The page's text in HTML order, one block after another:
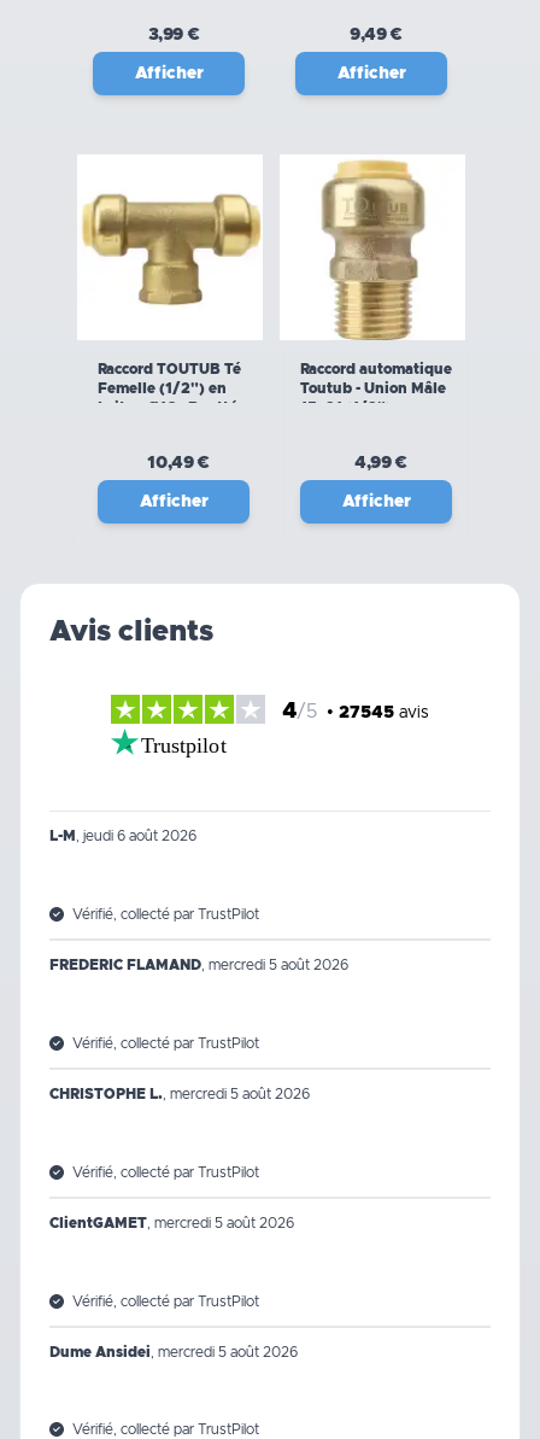
3,99 €
Afficher
9,49 €
Afficher
Raccord TOUTUB Té
Femelle (1/2") en
Laiton Ø16 - Boutté
10,49 €
Afficher
Raccord automatique
Toutub - Union Mâle
15x21 (1/2") en
4,99 €
Afficher
Avis clients
4/5 • 27545 avis
Trustpilot
L-M jeudi 6 août 2026
Vérifié, collecté par TrustPilot
FREDERIC FLAMAND mercredi 5 août 2026
Vérifié, collecté par TrustPilot
CHRISTOPHE L. mercredi 5 août 2026
Vérifié, collecté par TrustPilot
ClientGAMET mercredi 5 août 2026
Vérifié, collecté par TrustPilot
Dume Ansidei mercredi 5 août 2026
Vérifié, collecté par TrustPilot